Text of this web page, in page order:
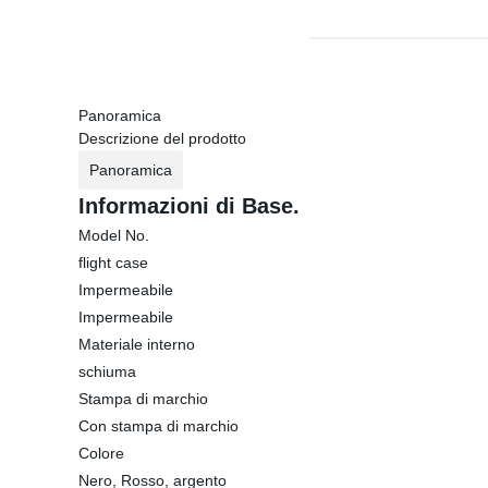
Panoramica
Descrizione del prodotto
Panoramica
Informazioni di Base.
Model No.
flight case
Impermeabile
Impermeabile
Materiale interno
schiuma
Stampa di marchio
Con stampa di marchio
Colore
Nero, Rosso, argento